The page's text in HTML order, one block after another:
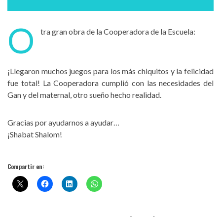
O tra gran obra de la Cooperadora de la Escuela:
¡Llegaron muchos juegos para los más chiquitos y la felicidad
fue total! La Cooperadora cumplió con las necesidades del
Gan y del maternal, otro sueño hecho realidad.
Gracias por ayudarnos a ayudar…
¡Shabat Shalom!
Compartir en: